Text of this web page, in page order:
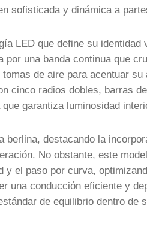
sofisticada y dinámica a
LED que define su identidad
una banda continua que
de aire para acentuar su
cinco radios dobles, barras
garantiza luminosidad
destacando la
No obstante, este
el paso por curva,
una conducción eficiente y
de equilibrio dentro de